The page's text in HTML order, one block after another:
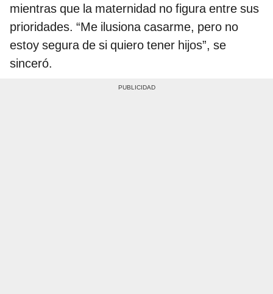
mientras que la maternidad no figura entre sus
prioridades. “Me ilusiona casarme, pero no
estoy segura de si quiero tener hijos”, se
sinceró.